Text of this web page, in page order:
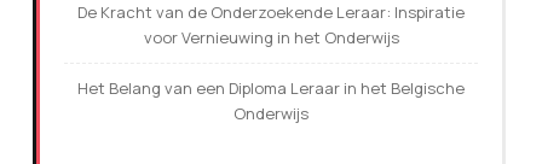
De Kracht van de Onderzoekende Leraar: Inspiratie
voor Vernieuwing in het Onderwijs
Het Belang van een Diploma Leraar in het Belgische
Onderwijs